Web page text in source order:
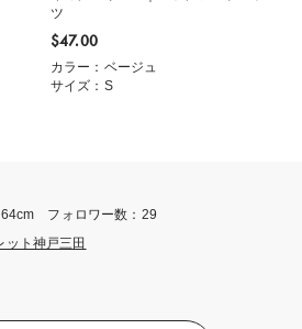
ツ
$‌47.00
カラー：ベージュ
サイズ：S
フォロワー数：29
ット神戸三田